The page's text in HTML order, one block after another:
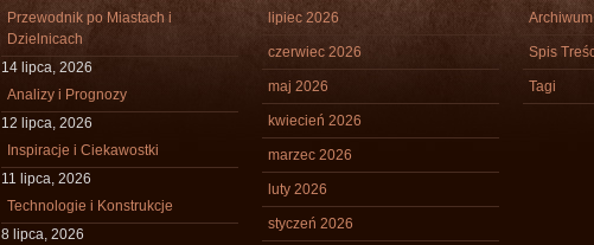
Przewodnik po Miastach i
Dzielnicach
14 lipca, 2026
Analizy i Prognozy
12 lipca, 2026
Inspiracje i Ciekawostki
11 lipca, 2026
Technologie i Konstrukcje
8 lipca, 2026
lipiec 2026
czerwiec 2026
maj 2026
kwiecień 2026
marzec 2026
luty 2026
styczeń 2026
Archiwum
Spis
Tagi